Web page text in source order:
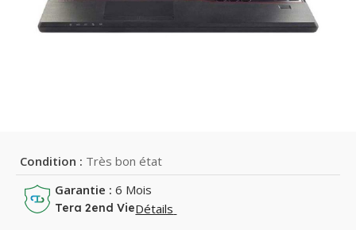
Condition : Très bon état
Garantie : 6 Mois
Tera 2end VieDétails